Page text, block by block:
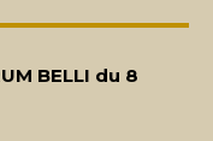
BELLI du 8